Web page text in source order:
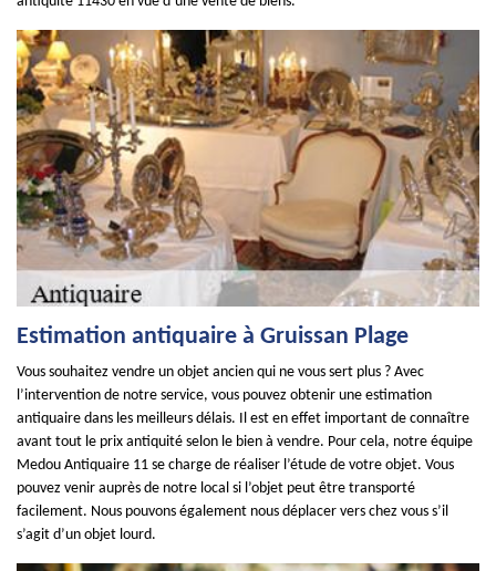
Estimation antiquaire à Gruissan Plage
Vous souhaitez vendre un objet ancien qui ne vous sert plus ? Avec
l’intervention de notre service, vous pouvez obtenir une estimation
antiquaire dans les meilleurs délais. Il est en effet important de connaître
avant tout le prix antiquité selon le bien à vendre. Pour cela, notre équipe
Medou Antiquaire 11 se charge de réaliser l’étude de votre objet. Vous
pouvez venir auprès de notre local si l’objet peut être transporté
facilement. Nous pouvons également nous déplacer vers chez vous s’il
s’agit d’un objet lourd.